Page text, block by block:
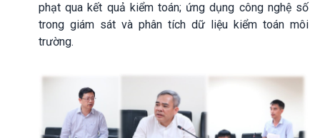
phạt qua kết quả kiểm toán; ứng dụng công nghệ số
trong giám sát và phân tích dữ liệu kiểm toán môi
trường.